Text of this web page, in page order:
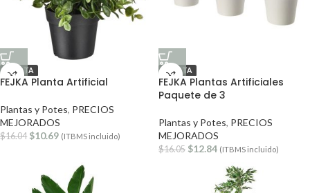
OFERTA
FEJKA Planta Artificial
Plantas y Potes, PRECIOS
MEJORADOS
$16.04 $10.69 (ITBMS incluido)
OFERTA
FEJKA Plantas Artificiales
Paquete de 3
Plantas y Potes, PRECIOS
MEJORADOS
$16.05 $12.84 (ITBMS incluido)